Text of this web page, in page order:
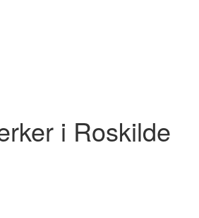
i Roskilde